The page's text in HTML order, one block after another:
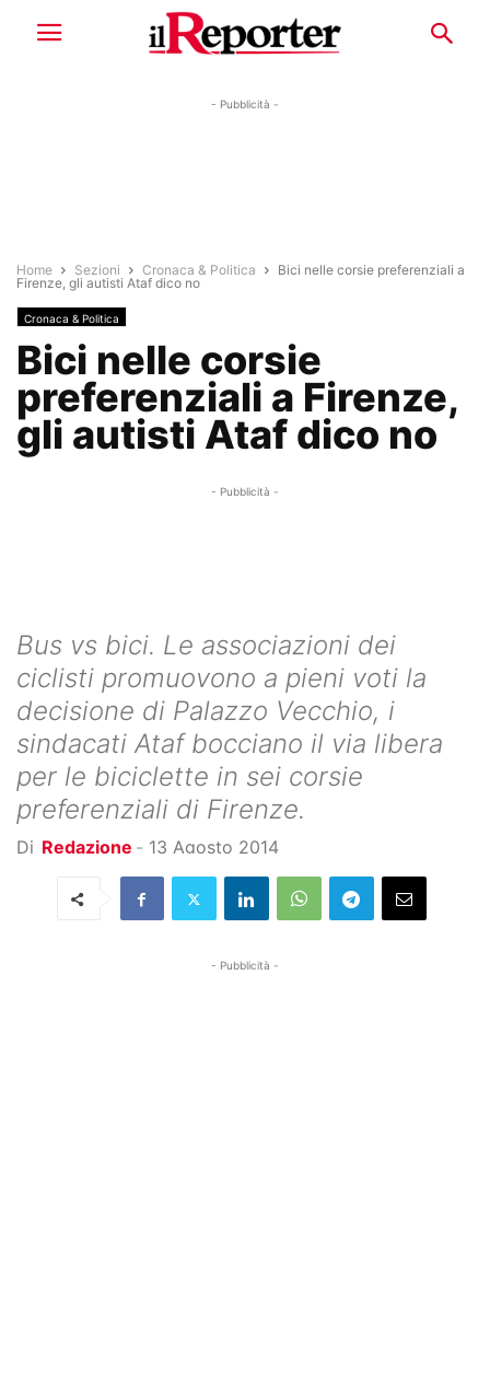
- Pubblicità -
Home Sezioni Cronaca & Politica
Bici nelle corsie preferenziali a
Firenze, gli autisti Ataf dico no
Cronaca & Politica
Bici nelle corsie
preferenziali a Firenze,
gli autisti Ataf dico no
- Pubblicità -
Bus vs bici. Le associazioni dei
ciclisti promuovono a pieni voti la
decisione di Palazzo Vecchio, i
sindacati Ataf bocciano il via libera
per le biciclette in sei corsie
preferenziali di Firenze.
Di Redazione - 13 Agosto 2014
- Pubblicità -